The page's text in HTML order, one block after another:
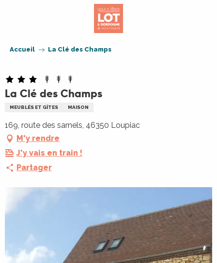
Accueil La Clé des Champs
La Clé des Champs
MEUBLÉS ET GÎTES MAISON
169, route des sarnels, 46350 Loupiac
M'y rendre
J'y vais en train !
Partager